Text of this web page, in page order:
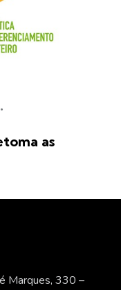
as
Marques, 330 –